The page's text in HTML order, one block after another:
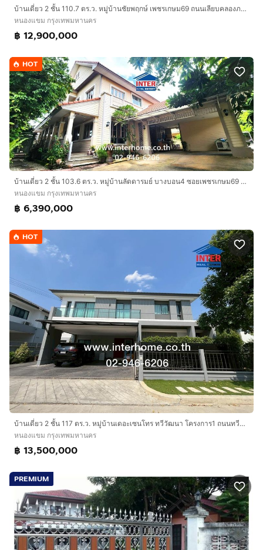
บ้านเดี่ยว 2 ชั้น 110.7 ตร.ว. หมู่บ้านชัยพฤกษ์ เพชรเกษม69 ถนนเลียบคลองภาษีเจริญฝั่งใต้ ถนนเพชรเกษม เขตหนองแขม กรุงเทพมหานคร
หนองแขม กรุงเทพมหานคร
฿ 12,900,000
HOT
บ้านเดี่ยว 2 ชั้น 103.6 ตร.ว. หมู่บ้านลัดดารมย์ บางบอน4 ซอยเพชรเกษม69 ถนนเพชรเกษม ถนนบางบอน4 เขตหนองแขม กรุงเทพมหานคร
หนองแขม กรุงเทพมหานคร
฿ 6,390,000
HOT
บ้านเดี่ยว 2 ชั้น 117 ตร.ว. หมู่บ้านเดอะเซนโทร ทวีวัฒนา โครงการ1 ถนนทวีวัฒนา ถนนเพชรเกษม เขตหนองแขม กรุงเทพมหานคร
หนองแขม กรุงเทพมหานคร
฿ 13,500,000
PREMIUM